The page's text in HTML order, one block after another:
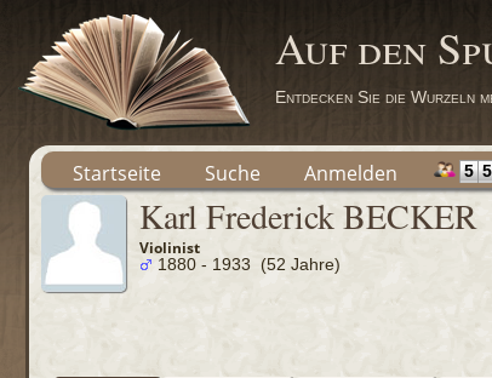
Auf den
Entdecken Sie die Wurzeln
Startseite Suche Anmelden 5 5
Karl Frederick BECKER
Violinist
1880 - 1933 (52 Jahre)